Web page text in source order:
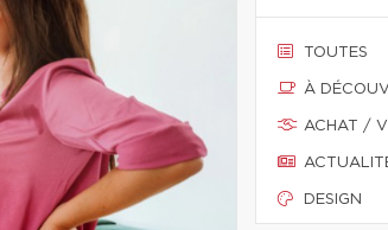
TOUTES
À
ACHAT /
DESIGN